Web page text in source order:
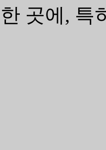
한 곳에, 특